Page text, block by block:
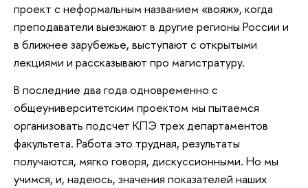
проект с неформальным названием «вояж», когда
преподаватели выезжают в другие регионы России и
в ближнее зарубежье, выступают с открытыми
лекциями и рассказывают про магистратуру.
В последние два года одновременно с
общеуниверситетским проектом мы пытаемся
организовать подсчет КПЭ трех департаментов
факультета. Работа это трудная, результаты
получаются, мягко говоря, дискуссионными. Но мы
учимся, и, надеюсь, значения показателей наших